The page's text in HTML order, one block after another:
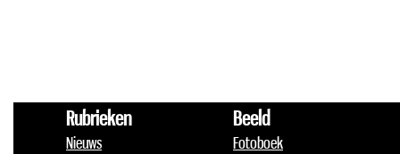
Rubrieken
Nieuws
Beeld
Fotoboek